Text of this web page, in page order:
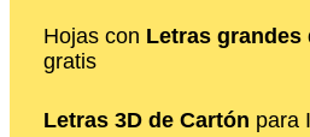
Hojas con Letras grandes
gratis
Letras 3D de Cartón para